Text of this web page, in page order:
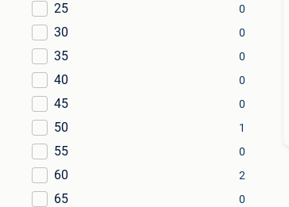
25
0
30 0
35 0
40 0
45 0
50 1
55 0
60 2
65 0